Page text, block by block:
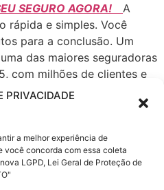
PRIVACIDADE
a melhor experiência de
você concorda com essa coleta
LGPD, Lei Geral de Proteção de
SEGURO AGORA!
A
rápida e simples. Você
para a conclusão. Um
das maiores seguradoras
com milhões de clientes e
cidades do país.
os ramos de Seguros,
seguro Automóvel, Saúde
Patrimonial, Vida e
de Imóveis e
de Investimentos,